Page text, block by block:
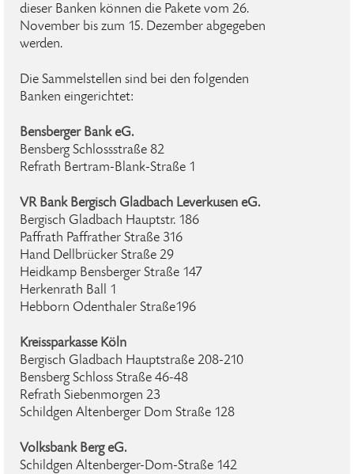
dieser Banken können die Pakete vom 26.
November bis zum 15. Dezember abgegeben
werden.
Die Sammelstellen sind bei den folgenden
Banken eingerichtet:
Bensberger Bank eG.
Bensberg Schlossstraße 82
Refrath Bertram-Blank-Straße 1
VR Bank Bergisch Gladbach Leverkusen eG.
Bergisch Gladbach Hauptstr. 186
Paffrath Paffrather Straße 316
Hand Dellbrücker Straße 29
Heidkamp Bensberger Straße 147
Herkenrath Ball 1
Hebborn Odenthaler Straße196
Kreissparkasse Köln
Bergisch Gladbach Hauptstraße 208-210
Bensberg Schloss Straße 46-48
Refrath Siebenmorgen 23
Schildgen Altenberger Dom Straße 128
Volksbank Berg eG.
Schildgen Altenberger-Dom-Straße 142